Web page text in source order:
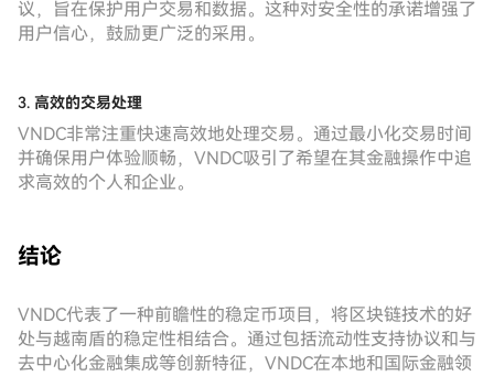
议，旨在保护用户交易和数据。这种对安全性的承诺增强了
用户信心，鼓励更广泛的采用。
3. 高效的交易处理
VNDC非常注重快速高效地处理交易。通过最小化交易时间
并确保用户体验顺畅，VNDC吸引了希望在其金融操作中追
求高效的个人和企业。
结论
VNDC代表了一种前瞻性的稳定币项目，将区块链技术的好
处与越南盾的稳定性相结合。通过包括流动性支持协议和与
去中心化金融集成等创新特征，VNDC在本地和国际金融领